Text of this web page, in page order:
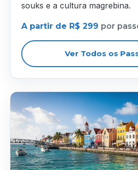
souks e a cultura magrebina.
A partir de R$ 299 por
Ver Todos os